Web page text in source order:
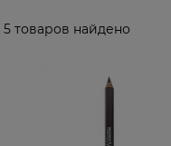
5 товаров найдено